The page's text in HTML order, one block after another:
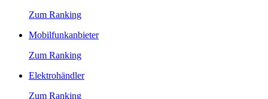
Zum Ranking
Mobilfunkanbieter
Zum Ranking
Elektrohändler
Zum Ranking